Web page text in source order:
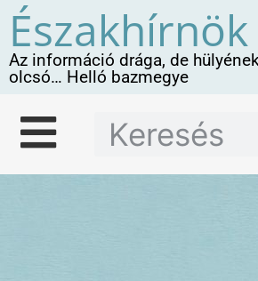
Északhírnök
Az információ drága, de
olcsó… Helló bazmegye